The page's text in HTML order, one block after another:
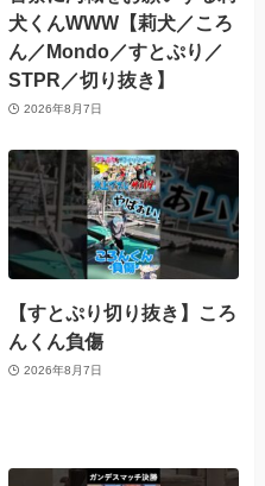
犬くんWWW【莉犬／ころ
ん／Mondo／すとぷり／
STPR／切り抜き】
2026年8月7日
【すとぷり切り抜き】ころ
んくん負傷
2026年8月7日